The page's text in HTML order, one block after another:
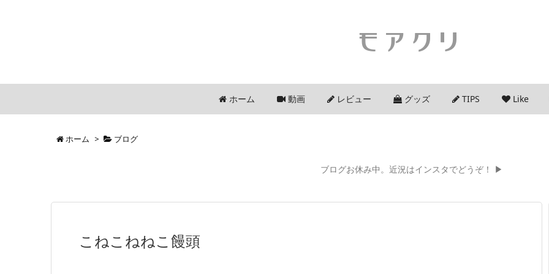
モアクリ
ホーム 動画 レビュー グッズ TIPS Like
ホーム > ブログ
ブログお休み中。近況はインスタでどうぞ！ ▶
こねこねねこ饅頭